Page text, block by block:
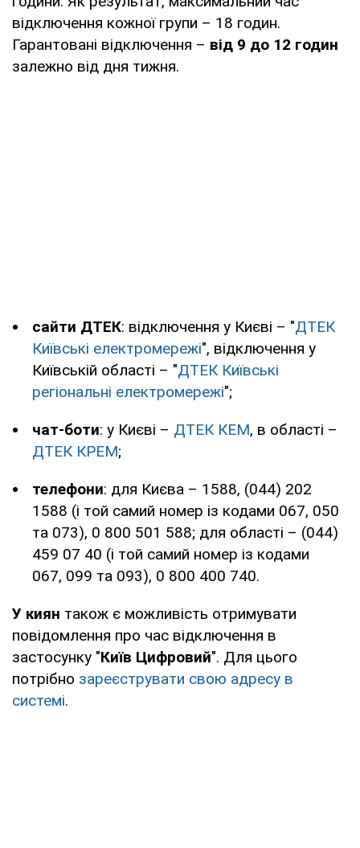
відключення кожної групи – 18 годин.
Гарантовані відключення – від 9 до 12 годин
залежно від дня тижня.
сайти ДТЕК: відключення у Києві – "ДТЕК
Київські електромережі", відключення у
Київській області – "ДТЕК Київські
регіональні електромережі";
чат-боти: у Києві – ДТЕК КЕМ, в області –
ДТЕК КРЕМ;
телефони: для Києва – 1588, (044) 202
1588 (і той самий номер із кодами 067, 050
та 073), 0 800 501 588; для області – (044)
459 07 40 (і той самий номер із кодами
067, 099 та 093), 0 800 400 740.
У киян також є можливість отримувати
повідомлення про час відключення в
застосунку "Київ Цифровий". Для цього
потрібно зареєструвати свою адресу в
системі.